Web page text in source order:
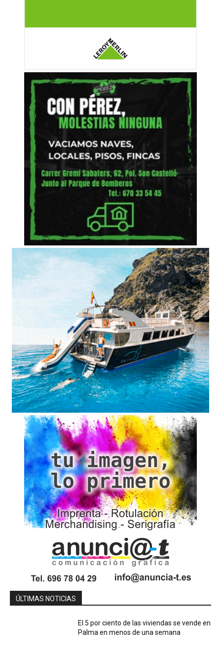
ÚLTIMAS NOTICIAS
El 5 por ciento de las viviendas se vende en
Palma en menos de una semana